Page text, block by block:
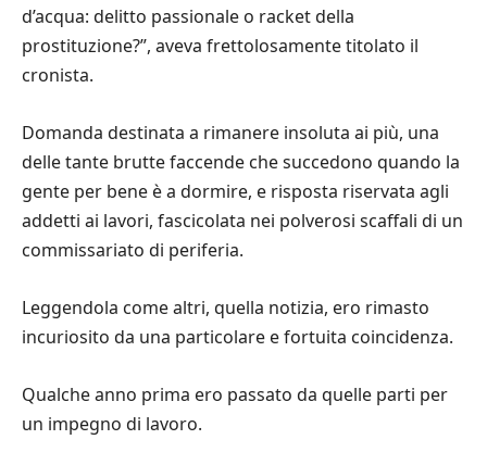
d’acqua: delitto passionale o racket della
prostituzione?”, aveva frettolosamente titolato il
cronista.
Domanda destinata a rimanere insoluta ai più, una
delle tante brutte faccende che succedono quando la
gente per bene è a dormire, e risposta riservata agli
addetti ai lavori, fascicolata nei polverosi scaffali di un
commissariato di periferia.
Leggendola come altri, quella notizia, ero rimasto
incuriosito da una particolare e fortuita coincidenza.
Qualche anno prima ero passato da quelle parti per
un impegno di lavoro.